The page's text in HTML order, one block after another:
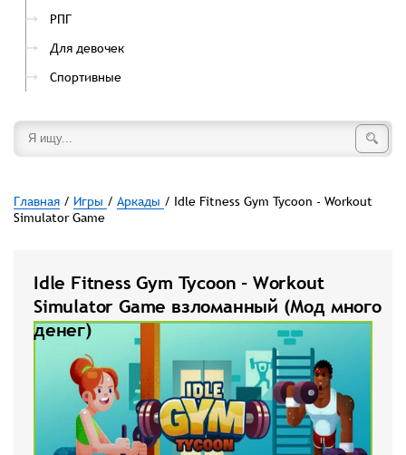
РПГ
Для девочек
Спортивные
Главная / Игры / Аркады / Idle Fitness Gym Tycoon - Workout
Simulator Game
Idle Fitness Gym Tycoon - Workout
Simulator Game взломанный (Мод много
денег)